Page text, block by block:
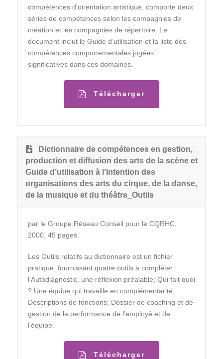
compétences d’orientation artistique, comporte deux
séries de compétences selon les compagnies de
création et les compagnies de répertoire. Le
document inclut le Guide d’utilisation et la liste des
compétences comportementales jugées
significatives dans ces domaines.
Télécharger
Dictionnaire de compétences en gestion,
production et diffusion des arts de la scène et
Guide d’utilisation à l’intention des
organisations des arts du cirque, de la danse,
de la musique et du théâtre_Outils
par le Groupe Réseau Conseil pour le CQRHC,
2000, 45 pages.
Les Outils relatifs au dictionnaire est un fichier
pratique, fournissant quatre outils à compléter :
l’Autodiagnostic, une réflexion préalable; Qui fait quoi
? Une équipe qui travaille en complémentarité;
Descriptions de fonctions; Dossier de coaching et de
gestion de la performance de l’employé et de
l’équipe.
Télécharger